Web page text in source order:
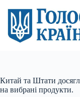
вмісту
Китай та Штати
на вибрані продукти.